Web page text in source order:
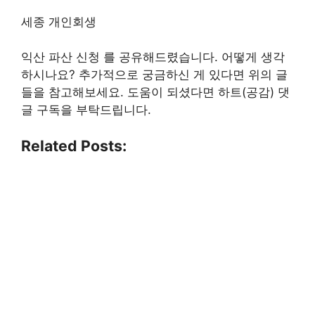
세종 개인회생
익산 파산 신청 를 공유해드렸습니다. 어떻게 생각
하시나요? 추가적으로 궁금하신 게 있다면 위의 글
들을 참고해보세요. 도움이 되셨다면 하트(공감) 댓
글 구독을 부탁드립니다.
Related Posts: